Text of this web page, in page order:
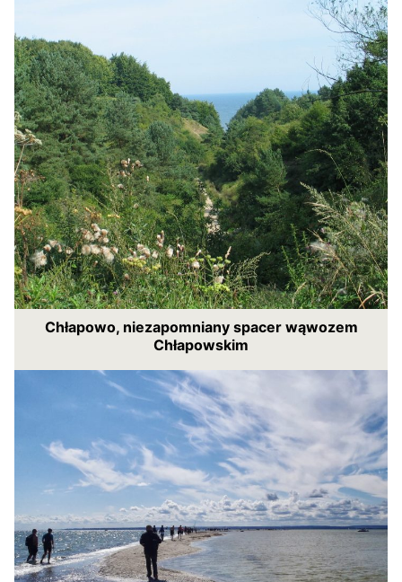
Chłapowo, niezapomniany spacer wąwozem
Chłapowskim